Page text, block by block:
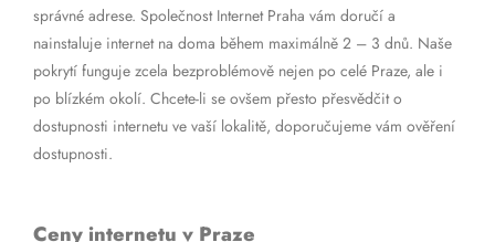
správné adrese. Společnost Internet Praha vám doručí a
nainstaluje internet na doma během maximálně 2 – 3 dnů. Naše
pokrytí funguje zcela bezproblémově nejen po celé Praze, ale i
po blízkém okolí. Chcete-li se ovšem přesto přesvědčit o
dostupnosti internetu ve vaší lokalitě, doporučujeme vám ověření
dostupnosti.
Ceny internetu v Praze